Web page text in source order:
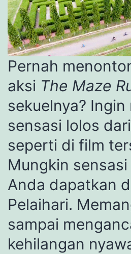
Pernah
aksi The Maze
sekuelnya? Ingin
sensasi lolos
seperti di film
Mungkin
Anda dapatkan
Pelaihari.
sampai
kehilangan